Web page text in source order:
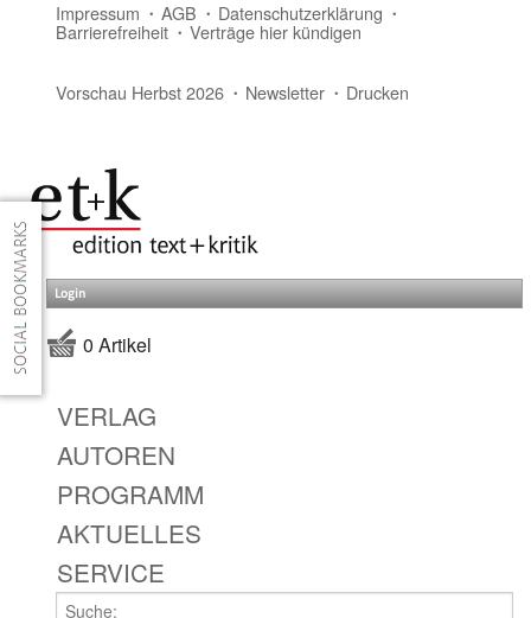
Impressum AGB Datenschutzerklärung
Barrierefreiheit Verträge hier kündigen
Vorschau Herbst 2026 Newsletter Drucken
Login
0 Artikel
VERLAG
AUTOREN
PROGRAMM
AKTUELLES
SERVICE